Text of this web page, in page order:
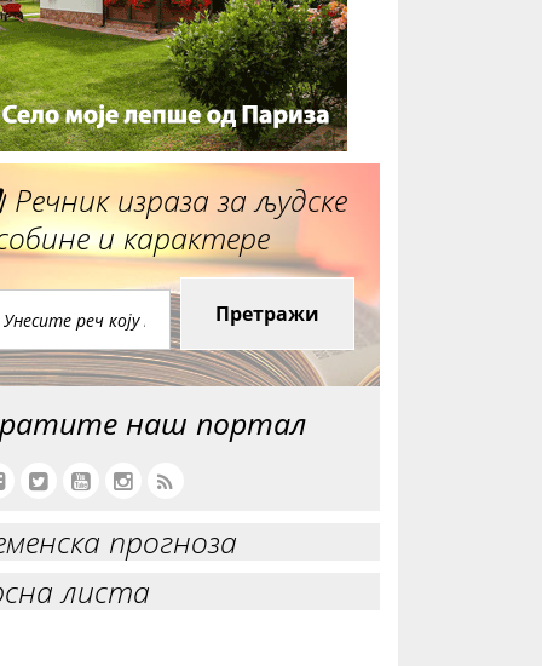
Речник израза за људске
и карактере
Претражи
наш портал
прогноза
листа